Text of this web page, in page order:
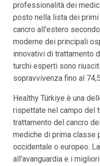
professionalità dei
posto nella lista dei
cancro all'estero
moderne dei principali
innovativi di trattamento
turchi esperti sono
sopravvivenza fino al
Healthy Türkiye è una
rispettate nel campo del
trattamento del cancro
mediche di prima classe
occidentale o europeo.
all'avanguardia e i